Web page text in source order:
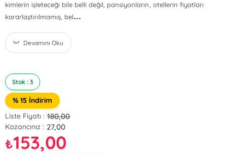
kimlerin işleteceği bile belli değil, pansiyonların, otellerin fiyatları
kararlaştırılmamış, bel...
Devamını Oku
Stok : 3
% 15 İndirim
Liste Fiyatı : 180,00
Kazancınız : 27,00
₺153,00